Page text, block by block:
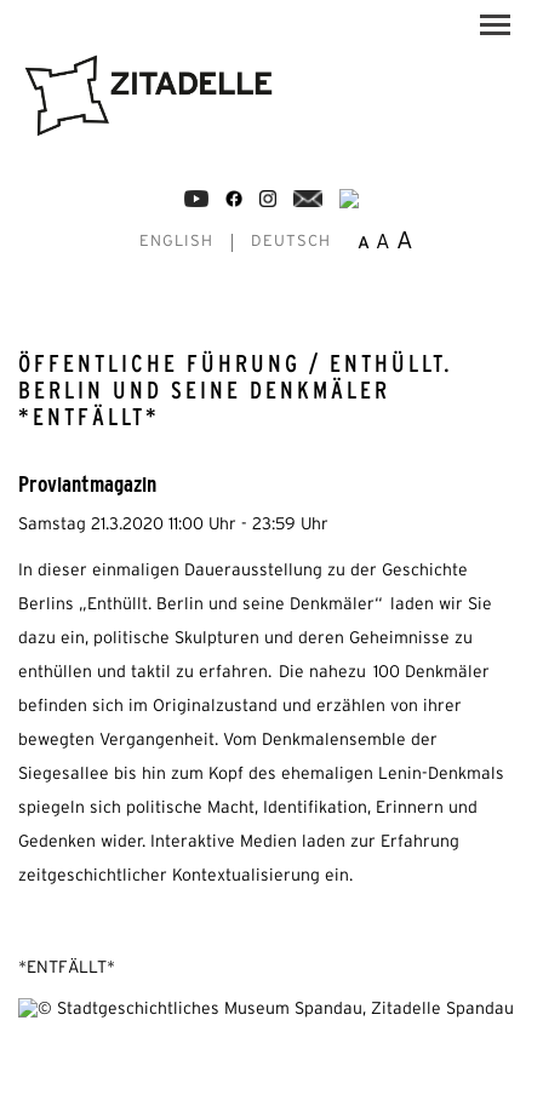
ENGLISH DEUTSCH A A A
ÖFFENTLICHE FÜHRUNG / ENTHÜLLT.
BERLIN UND SEINE DENKMÄLER
*ENTFÄLLT*
Proviantmagazin
Samstag 21.3.2020 11:00 Uhr - 23:59 Uhr
In dieser einmaligen Dauerausstellung zu der Geschichte
Berlins „Enthüllt. Berlin und seine Denkmäler“ laden wir Sie
dazu ein, politische Skulpturen und deren Geheimnisse zu
enthüllen und taktil zu erfahren. Die nahezu 100 Denkmäler
befinden sich im Originalzustand und erzählen von ihrer
bewegten Vergangenheit. Vom Denkmalensemble der
Siegesallee bis hin zum Kopf des ehemaligen Lenin-Denkmals
spiegeln sich politische Macht, Identifikation, Erinnern und
Gedenken wider. Interaktive Medien laden zur Erfahrung
zeitgeschichtlicher Kontextualisierung ein.
*ENTFÄLLT*